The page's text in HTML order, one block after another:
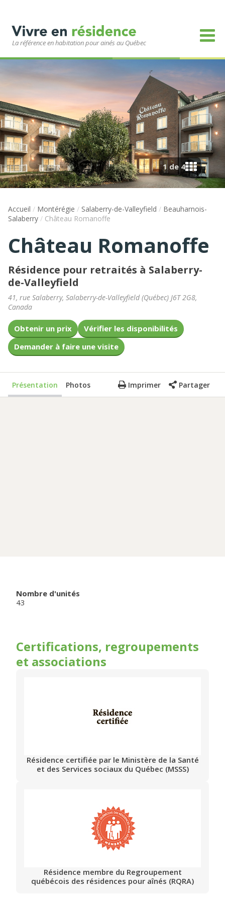
La référence en habitation pour ainés au Québec
1 de 4
Accueil / Montérégie / Salaberry-de-Valleyfield / Beauharnois-
Salaberry / Château Romanoffe
Château Romanoffe
Résidence pour retraités à Salaberry-
de-Valleyfield
41, rue Salaberry, Salaberry-de-Valleyfield(Québec) J6T 2G8,
Canada
Obtenir un prix
Vérifier les disponibilités
Demander à faire une visite
Présentation Photos Imprimer Partager
Nombre d'unités
43
Certifications, regroupements
et associations
Résidence certifiée par le Ministère de la Santé
et des Services sociaux du Québec (MSSS)
Résidence membre du Regroupement
québécois des résidences pour aînés (RQRA)